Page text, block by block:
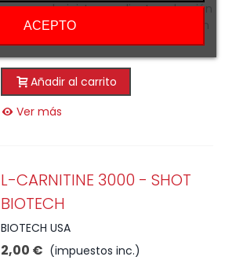
que se administra mediante pulsación
en apenas unos segundo teniendo un
efecto casi instantáneo.
Añadir al carrito
Ver más
L-CARNITINE 3000 - SHOT
BIOTECH
BIOTECH USA
2,00 € (impuestos inc.)
ACEPTO